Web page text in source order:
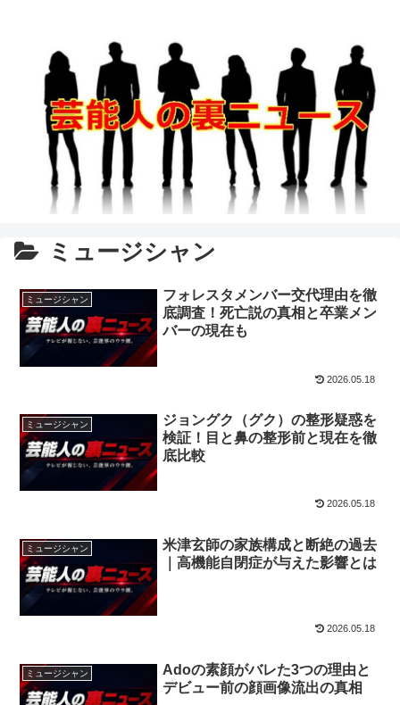
ミュージシャン
ミュージシャン
フォレスタメンバー交代理由を徹
底調査！死亡説の真相と卒業メン
バーの現在も
2026.05.18
ミュージシャン
ジョングク（グク）の整形疑惑を
検証！目と鼻の整形前と現在を徹
底比較
2026.05.18
ミュージシャン
米津玄師の家族構成と断絶の過去
｜高機能自閉症が与えた影響とは
2026.05.18
ミュージシャン
Adoの素顔がバレた3つの理由と
デビュー前の顔画像流出の真相